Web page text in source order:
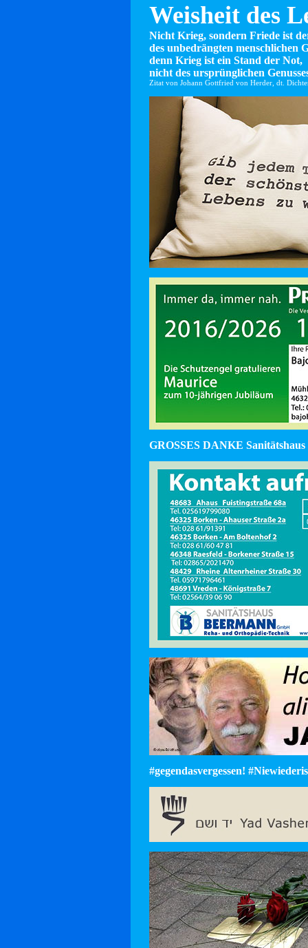
Weisheit des
Nicht Krieg, sondern Friede ist
des unbedrängten menschlichen
denn Krieg ist ein Stand der Not,
nicht des ursprünglichen
Zitat von Johann Gottfried von Herder, dt.
GROSSES DANKE
#gegendasvergessen!